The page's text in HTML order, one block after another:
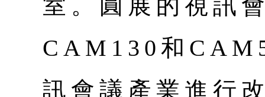
室。圓展的視訊
CAM130和
訊會議產業進行